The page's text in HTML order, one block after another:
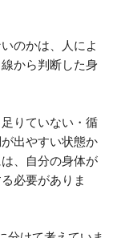
のかは、人によ
から判断した身
りていない・循
出やすい状態か
、自分の身体が
必要がありま